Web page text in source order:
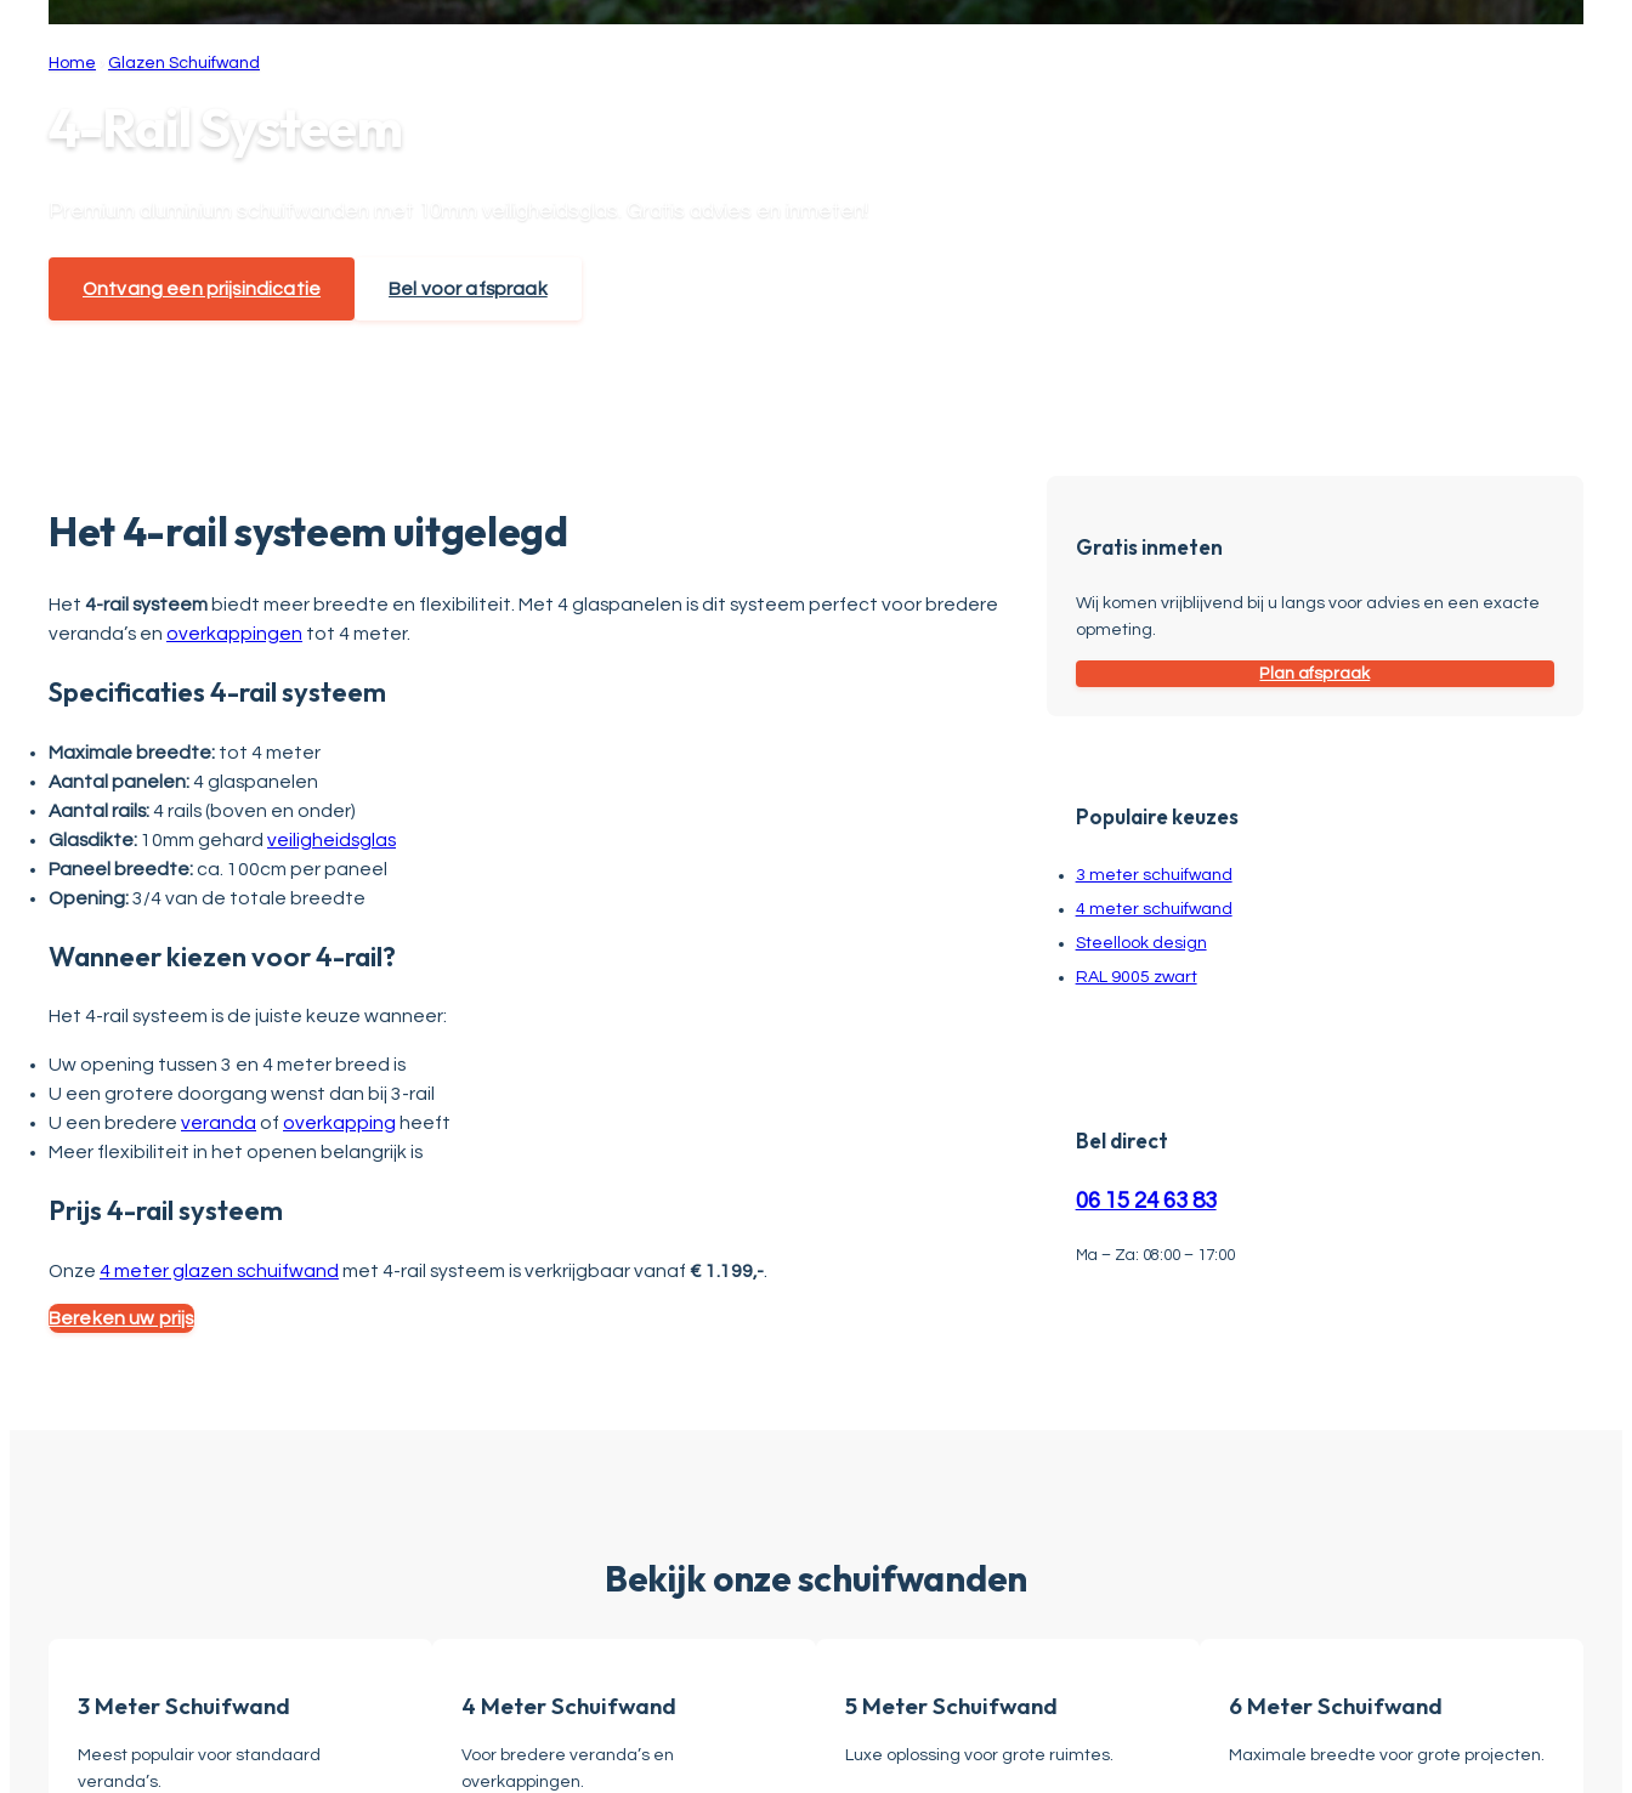
Home Glazen Schuifwand
4-Rail Systeem
Ontvang een prijsindicatie Bel voor afspraak
Het 4-rail systeem uitgelegd
Het 4-rail systeem biedt meer breedte en flexibiliteit. Met 4 glaspanelen is dit systeem perfect voor bredere
veranda’s en overkappingen tot 4 meter.
Specificaties 4-rail systeem
Maximale breedte: tot 4 meter
Aantal panelen:4 glaspanelen
Aantal rails:4 rails (boven en onder)
Glasdikte: 10mm gehard veiligheidsglas
Paneel breedte:ca. 100cm per paneel
Opening:3/4 van de totale breedte
Wanneer kiezen voor 4-rail?
Het 4-rail systeem is de juiste keuze wanneer:
Uw opening tussen 3 en 4 meter breed is
U een grotere doorgang wenst dan bij 3-rail
U een bredere veranda of overkapping heeft
Meer flexibiliteit in het openen belangrijk is
Prijs 4-rail systeem
Onze 4 meter glazen schuifwand met 4-rail systeem is verkrijgbaar vanaf € 1.199,-
Bereken uw prijs
Gratis inmeten
Wij komen vrijblijvend bij u langs voor advies en een exacte
opmeting.
Plan afspraak
Populaire keuzes
3 meter schuifwand
4 meter schuifwand
Steellook design
RAL 9005 zwart
Bel direct
06 15 24 63 83
Ma – Za: 08:00 – 17:00
Bekijk onze schuifwanden
3 Meter Schuifwand
Meest populair voor standaard
veranda’s.
4 Meter Schuifwand
Voor bredere veranda’s en
overkappingen.
5 Meter Schuifwand
Luxe oplossing voor grote ruimtes.
6 Meter Schuifwand
Maximale breedte voor grote projecten.